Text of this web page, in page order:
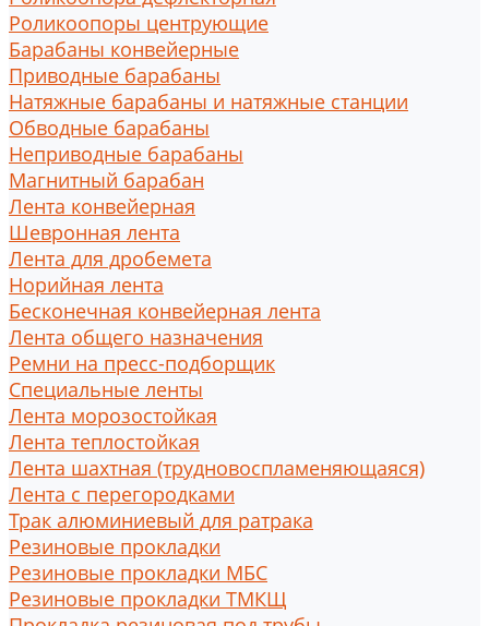
Роликоопоры центрующие
Барабаны конвейерные
Приводные барабаны
Натяжные барабаны и натяжные станции
Обводные барабаны
Неприводные барабаны
Магнитный барабан
Лента конвейерная
Шевронная лента
Лента для дробемета
Норийная лента
Бесконечная конвейерная лента
Лента общего назначения
Ремни на пресс-подборщик
Специальные ленты
Лента морозостойкая
Лента теплостойкая
Лента шахтная (трудновоспламеняющаяся)
Лента с перегородками
Трак алюминиевый для ратрака
Резиновые прокладки
Резиновые прокладки МБС
Резиновые прокладки ТМКЩ